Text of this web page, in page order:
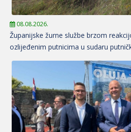
08.08.2026.
Županijske žurne službe brzom
ozlijeđenim putnicima u sudaru